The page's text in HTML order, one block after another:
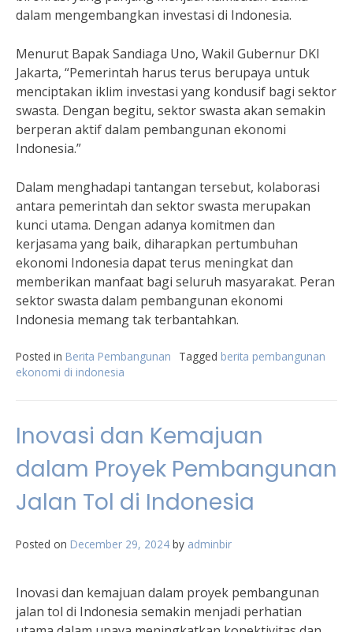
dalam mengembangkan investasi di Indonesia.
Menurut Bapak Sandiaga Uno, Wakil Gubernur DKI
Jakarta, “Pemerintah harus terus berupaya untuk
menciptakan iklim investasi yang kondusif bagi sektor
swasta. Dengan begitu, sektor swasta akan semakin
berperan aktif dalam pembangunan ekonomi
Indonesia.”
Dalam menghadapi tantangan tersebut, kolaborasi
antara pemerintah dan sektor swasta merupakan
kunci utama. Dengan adanya komitmen dan
kerjasama yang baik, diharapkan pertumbuhan
ekonomi Indonesia dapat terus meningkat dan
memberikan manfaat bagi seluruh masyarakat. Peran
sektor swasta dalam pembangunan ekonomi
Indonesia memang tak terbantahkan.
Posted in Berita Pembangunan Tagged berita pembangunan
ekonomi di indonesia
Inovasi dan Kemajuan
dalam Proyek Pembangunan
Jalan Tol di Indonesia
Posted on December 29, 2024 by adminbir
Inovasi dan kemajuan dalam proyek pembangunan
jalan tol di Indonesia semakin menjadi perhatian